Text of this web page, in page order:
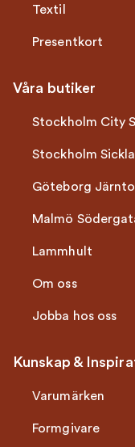
Textil
Presentkort
Våra butiker
Stockholm City
Stockholm Sickla
Göteborg
Malmö
Lammhult
Om oss
Jobba hos oss
Kunskap &
Varumärken
Formgivare